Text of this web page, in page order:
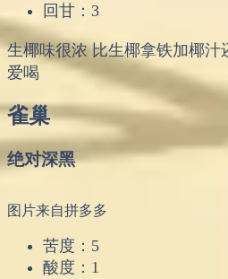
回甘：3
生椰味很浓 比生椰拿铁加椰汁
爱喝
雀巢
绝对深黑
图片来自拼多多
苦度：5
酸度：1